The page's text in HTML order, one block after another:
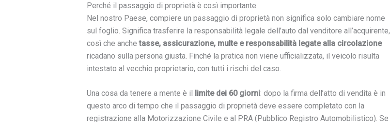
Perché il passaggio di proprietà è così importante
Nel nostro Paese, compiere un passaggio di proprietà non significa solo cambiare nome
sul foglio. Significa trasferire la responsabilità legale dell’auto dal venditore all’acquirente,
così che anchetasse, assicurazione, multe e responsabilità legate alla circolazione
ricadano sulla persona giusta. Finché la pratica non viene ufficializzata, il veicolo risulta
intestato al vecchio proprietario, con tutti i rischi del caso.
Una cosa da tenere a mente è il limite dei 60 giorni: dopo la firma dell’atto di vendita è in
questo arco di tempo che il passaggio di proprietà deve essere completato con la
registrazione alla Motorizzazione Civile e al PRA (Pubblico Registro Automobilistico). Se